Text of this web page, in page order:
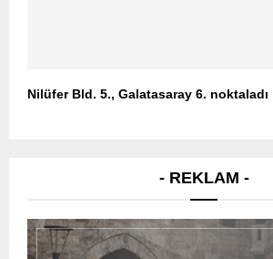
Nilüfer Bld. 5., Galatasaray 6. noktaladı
- REKLAM -